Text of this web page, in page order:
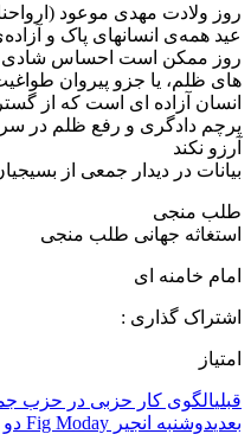
روز ولادت مهدی موعود
عید همه‌ی انسانهای پاک و
روز ممکن است احساس شادی و
های ظلم، یا جزو پیروان
انسان آزاده ای است که از
پرچم دادگری و رفع ظلم در
آرزو نکند
بیانات در دیدار جمعی از بسیجیان ۱۳۷۸ ۰۹
طلب‌ منجی
استغاثه جهانی طلب منجی
امام خامنه ای
اشتراک گذاری :
امتیاز
قبلیالگوی کار حزبی در حزب
بعدیدوشنبه انجیر Fig Moday دو